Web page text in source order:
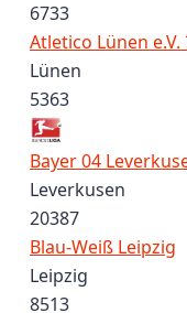
6733
Atletico Lünen e.V.
Lünen
5363
Bayer 04
Leverkusen
20387
Blau-Weiß Leipzig
Leipzig
8513